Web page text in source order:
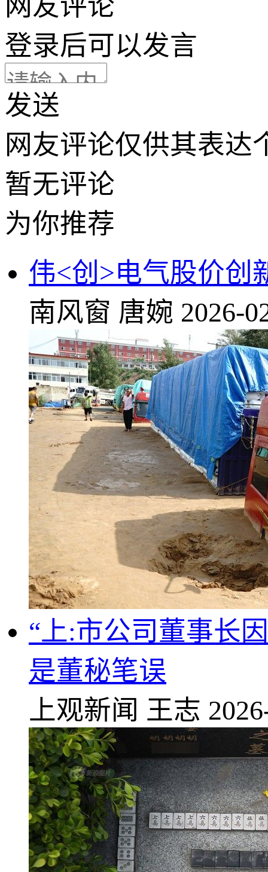
网友评论
登录后可以发言
发送
网友评论仅供其表达
暂无评论
为你推荐
伟<创>电气股价创
南风窗 唐婉 2026-
“上:市公司董事长
是董秘笔误
上观新闻 王志